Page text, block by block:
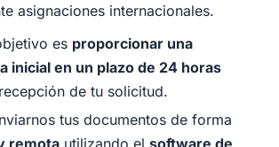
asignaciones internacionales.
es proporcionar una
inicial en un plazo de 24 horas
de tu solicitud.
tus documentos de forma
remota utilizando elsoftware de